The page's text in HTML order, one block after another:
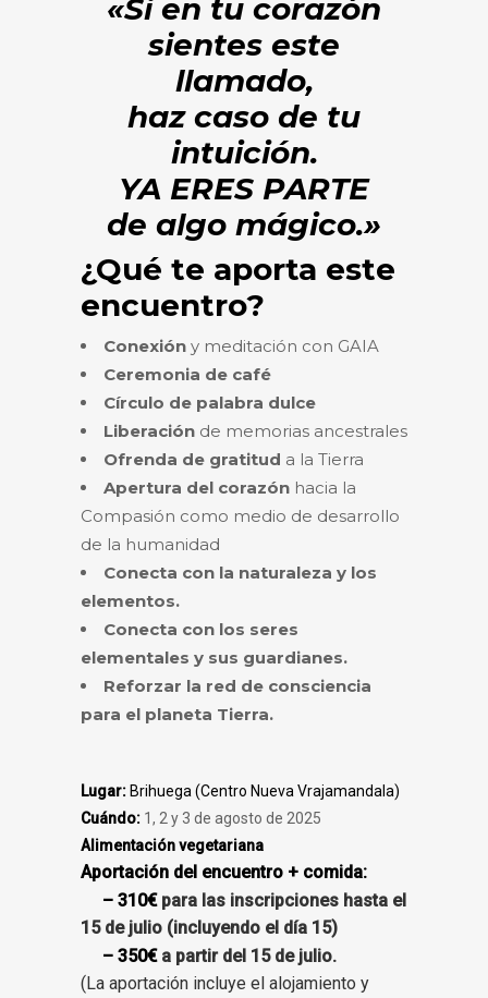
«Si en tu corazón
sientes este
llamado,
haz caso de tu
intuición.
YA ERES PARTE
de algo mágico.»
¿Qué te aporta este
encuentro?
Conexión y meditación con GAIA
Ceremonia de café
Círculo de palabra dulce
Liberación de memorias ancestrales
Ofrenda de gratitud a la Tierra
Apertura del corazón hacia la
Compasión como medio de desarrollo
de la humanidad
Conecta con la naturaleza y los
elementos.
Conecta con los seres
elementales y sus guardianes.
Reforzar la red de consciencia
para el planeta Tierra.
Lugar: Brihuega (Centro Nueva Vrajamandala)
Cuándo: 1, 2 y 3 de agosto de 2025
Alimentación vegetariana
Aportación del encuentro + comida:
– 310€ para las inscripciones hasta el
15 de julio (incluyendo el día 15)
– 350€ a partir del 15 de julio.
(La aportación incluye el alojamiento y